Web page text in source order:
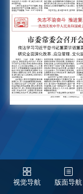
视觉导航 版面导航